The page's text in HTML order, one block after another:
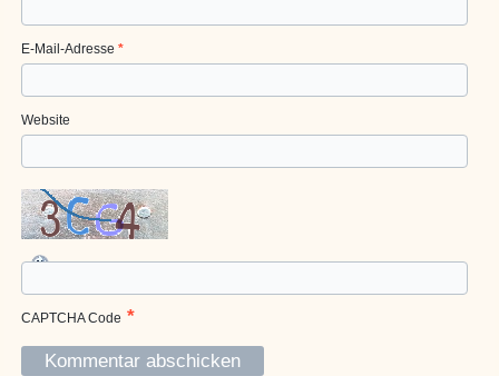
E-Mail-Adresse*
Website
CAPTCHA Code *